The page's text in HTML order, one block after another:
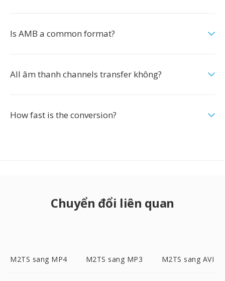
Is AMB a common format?
All âm thanh channels transfer không?
How fast is the conversion?
Chuyển đổi liên quan
M2TS sang MP4 M2TS sang MP3 M2TS sang AVI